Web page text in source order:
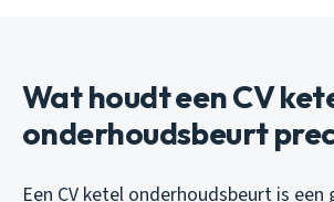
Wat houdt een CV
onderhoudsbeurt
Een CV ketel onderhoudsbeurt is een